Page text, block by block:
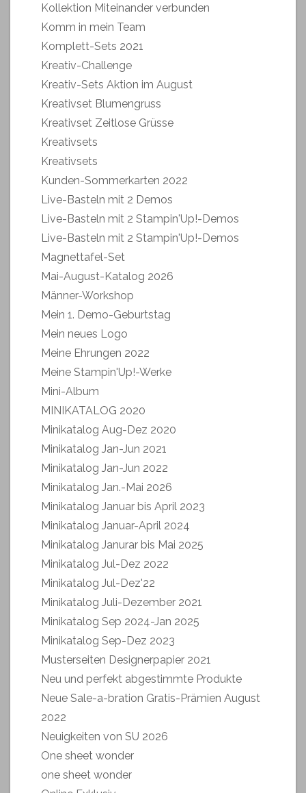
Kollektion Miteinander verbunden
Komm in mein Team
Komplett-Sets 2021
Kreativ-Challenge
Kreativ-Sets Aktion im August
Kreativset Blumengruss
Kreativset Zeitlose Grüsse
Kreativsets
Kreativsets
Kunden-Sommerkarten 2022
Live-Basteln mit 2 Demos
Live-Basteln mit 2 Stampin'Up!-Demos
Live-Basteln mit 2 Stampin'Up!-Demos
Magnettafel-Set
Mai-August-Katalog 2026
Männer-Workshop
Mein 1. Demo-Geburtstag
Mein neues Logo
Meine Ehrungen 2022
Meine Stampin'Up!-Werke
Mini-Album
MINIKATALOG 2020
Minikatalog Aug-Dez 2020
Minikatalog Jan-Jun 2021
Minikatalog Jan-Jun 2022
Minikatalog Jan.-Mai 2026
Minikatalog Januar bis April 2023
Minikatalog Januar-April 2024
Minikatalog Janurar bis Mai 2025
Minikatalog Jul-Dez 2022
Minikatalog Jul-Dez'22
Minikatalog Juli-Dezember 2021
Minikatalog Sep 2024-Jan 2025
Minikatalog Sep-Dez 2023
Musterseiten Designerpapier 2021
Neu und perfekt abgestimmte Produkte
Neue Sale-a-bration Gratis-Prämien August
2022
Neuigkeiten von SU 2026
One sheet wonder
one sheet wonder